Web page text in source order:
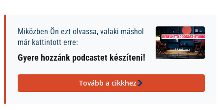
Miközben Ön ezt olvassa, valaki máshol
már kattintott erre:
Gyere hozzánk podcastet készíteni!
Tovább a cikkhez